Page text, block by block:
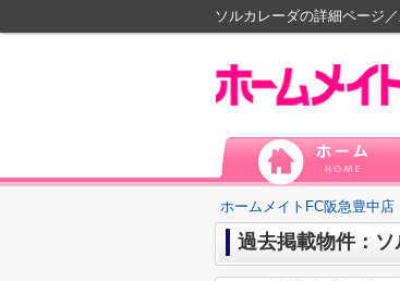
ソルカレーダの詳細ページ
ホームメイトFC阪急豊中店
過去掲載物件：